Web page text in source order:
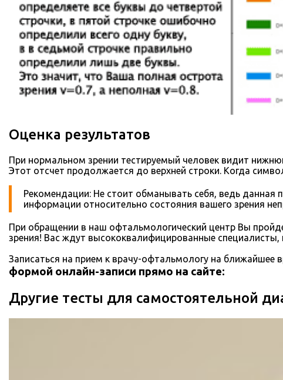
Оценка результатов
При нормальном зрении тестируемый человек видит
Этот отсчет продолжается до верхней строки. Когда
Рекомендации: Не стоит обманывать себя, ведь данная
информации относительно состояния вашего зрения
При обращении в наш офтальмологический центр Вы
зрения! Вас ждут высококвалифицированные
Записаться на прием к врачу-офтальмологу на
формой онлайн-записи прямо на сайте:
Другие тесты для самостоятельной